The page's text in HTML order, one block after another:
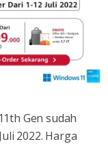
Gen sudah
2022. Harga